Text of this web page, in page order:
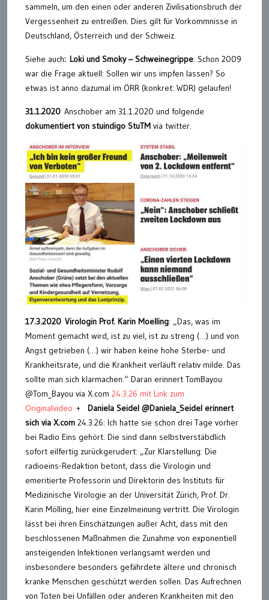
sammeln, um den einen oder anderen Zivilisationsbruch der
Vergessenheit zu entreißen. Dies gilt für Vorkommnisse in
Deutschland, Österreich und der Schweiz.
Siehe auch: Loki und Smoky – Schweinegrippe: Schon 2009
war die Frage aktuell: Sollen wir uns impfen lassen? So
etwas ist anno dazumal im ÖRR (konkret: WDR) gelaufen!
31.1.2020 Anschober am 31.1.2020 und folgende
dokumentiert von stuindigo StuTM via twitter.
17.3.2020 Virologin Prof. Karin Moelling: „Das, was im
Moment gemacht wird, ist zu viel, ist zu streng (…) und von
Angst getrieben (…) wir haben keine hohe Sterbe- und
Krankheitsrate, und die Krankheit verläuft relativ milde. Das
sollte man sich klarmachen.“ Daran erinnert TomBayou
@Tom_Bayou via X.com 24.3.26 mit Link zum
Originalvideo + Daniela Seidel @Daniela_Seidel erinnert
sich via X.com 24.3.26: Ich hatte sie schon drei Tage vorher
bei Radio Eins gehört. Die sind dann selbstverstäbdlich
sofort eilfertig zurückgerudert: „Zur Klarstellung: Die
radioeins-Redaktion betont, dass die Virologin und
emeritierte Professorin und Direktorin des Instituts für
Medizinische Virologie an der Universität Zürich, Prof. Dr.
Karin Mölling, hier eine Einzelmeinung vertritt. Die Virologin
lässt bei ihren Einschätzungen außer Acht, dass mit den
beschlossenen Maßnahmen die Zunahme von exponentiell
ansteigenden Infektionen verlangsamt werden und
insbesondere besonders gefährdete ältere und chronisch
kranke Menschen geschützt werden sollen. Das Aufrechnen
von Toten bei Unfällen oder anderen Krankheiten mit den